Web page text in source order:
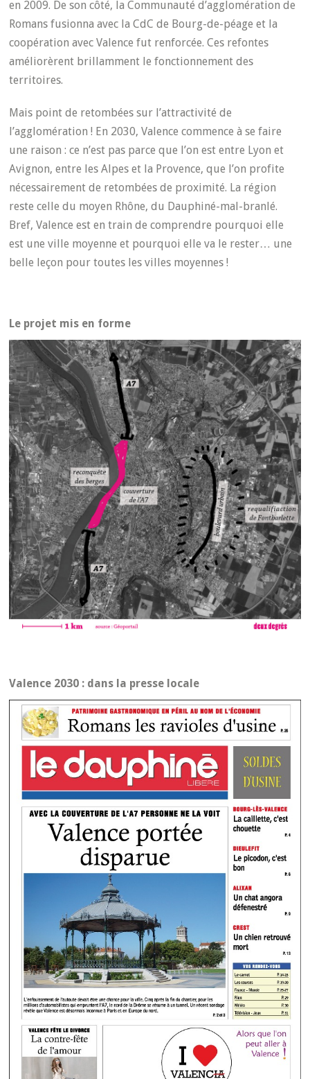
en 2009. De son côté, la Communauté d’agglomération de
Romans fusionna avec la CdC de Bourg-de-péage et la
coopération avec Valence fut renforcée. Ces refontes
améliorèrent brillamment le fonctionnement des
territoires.
Mais point de retombées sur l’attractivité de
l’agglomération ! En 2030, Valence commence à se faire
une raison : ce n’est pas parce que l’on est entre Lyon et
Avignon, entre les Alpes et la Provence, que l’on profite
nécessairement de retombées de proximité. La région
reste celle du moyen Rhône, du Dauphiné-mal-branlé.
Bref, Valence est en train de comprendre pourquoi elle
est une ville moyenne et pourquoi elle va le rester… une
belle leçon pour toutes les villes moyennes !
Le projet mis en forme
Valence 2030 : dans la presse locale